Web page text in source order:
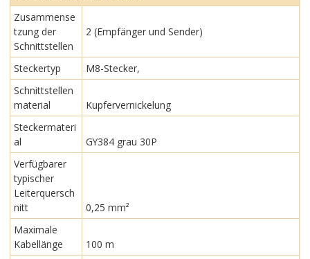
Zusammense
tzung der
Schnittstellen
2 (Empfänger und Sender)
Steckertyp
M8-Stecker,
Schnittstellen
material
Kupfervernickelung
Steckermateri
al
GY384 grau 30P
Verfügbarer
typischer
Leiterquersch
nitt
0,25 mm²
Maximale
Kabellänge
100 m